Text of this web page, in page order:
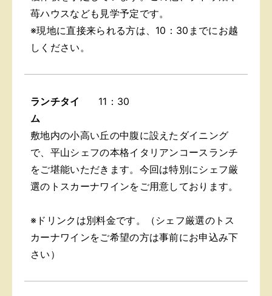
苺ハウスなども見学予定です。
※現地に直接来られる方は、10：30までにお越
しください。
ランチタイ
ム
11：30
敷地内の小高い丘の中腹に設えたダイニング
で、平山シェフの本格イタリアンコースランチ
をご堪能いただきます。今回は特別にシェフ厳
選のトスカーナワインをご用意しております。
※ドリンクは別料金です。（シェフ厳選のトス
カーナワインをご希望の方は事前にお申込み下
さい）